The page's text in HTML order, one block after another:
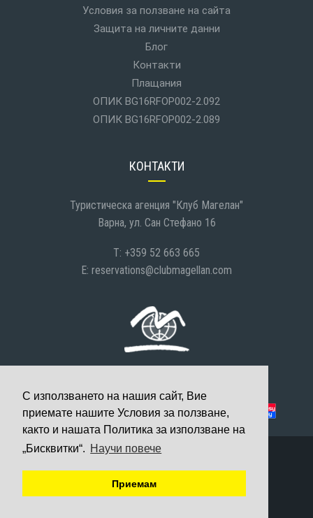
С използването на нашия сайт, Вие
приемате нашите Условия за ползване,
както и нашата Политика за използване на
„Бисквитки“. Научи повече
Приемам
Условия за ползване на сайта
Защита на личните данни
Блог
Контакти
Плащания
ОПИК BG16RFOP002-2.092
ОПИК BG16RFOP002-2.089
КОНТАКТИ
Туристическа агенция "Клуб Магелан"
Варна, ул. Сан Стефано 16
T: +359 52 663 665
E: reservations@clubmagellan.com
Можете да платите с:
© 2008-2026 Клуб Магелан, Всички права запазени